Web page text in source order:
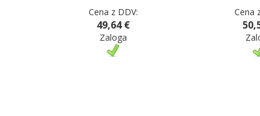
Cena z DDV:
49,64 €
Zaloga
Cena